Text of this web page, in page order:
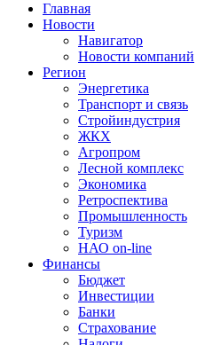
Главная
Новости
Навигатор
Новости компаний
Регион
Энергетика
Транспорт и связь
Стройиндустрия
ЖКХ
Агропром
Лесной комплекс
Экономика
Ретроспектива
Промышленность
Туризм
НАО on-line
Финансы
Бюджет
Инвестиции
Банки
Страхование